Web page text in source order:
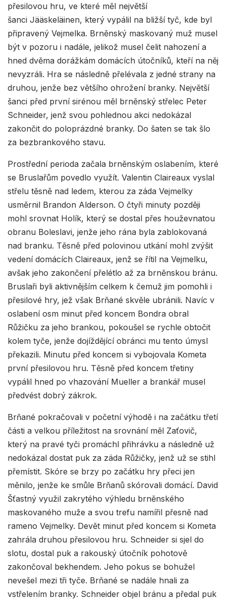
přesilovou hru, ve které měl největší
šanci Jääskeläinen, který vypálil na bližší tyč, kde byl
připravený Vejmelka. Brněnský maskovaný muž musel
být v pozoru i nadále, jelikož musel čelit nahození a
hned dvěma dorážkám domácích útočníků, kteří na něj
nevyzráli. Hra se následně přelévala z jedné strany na
druhou, jenže bez většího ohrožení branky. Největší
šanci před první sirénou měl brněnský střelec Peter
Schneider, jenž svou pohlednou akci nedokázal
zakončit do poloprázdné branky. Do šaten se tak šlo
za bezbrankového stavu.
Prostřední perioda začala brněnským oslabením, které
se Bruslařům povedlo využít. Valentin Claireaux vyslal
střelu těsně nad ledem, kterou za záda Vejmelky
usměrnil Brandon Alderson. O čtyři minuty později
mohl srovnat Holík, který se dostal přes houževnatou
obranu Boleslavi, jenže jeho rána byla zablokovaná
nad branku. Těsně před polovinou utkání mohl zvýšit
vedení domácích Claireaux, jenž se řítil na Vejmelku,
avšak jeho zakončení přelétlo až za brněnskou bránu.
Bruslaři byli aktivnějším celkem k čemuž jim pomohli i
přesilové hry, jež však Brňané skvěle ubránili. Navíc v
oslabení osm minut před koncem Bondra obral
Růžičku za jeho brankou, pokoušel se rychle obtočit
kolem tyče, jenže dojíždějící obránci mu tento úmysl
překazili. Minutu před koncem si vybojovala Kometa
první přesilovou hru. Těsně před koncem třetiny
vypálil hned po vhazování Mueller a brankář musel
předvést dobrý zákrok.
Brňané pokračovali v početní výhodě i na začátku třetí
části a velkou příležitost na srovnání měl Zaťovič,
který na pravé tyči promáchl přihrávku a následně už
nedokázal dostat puk za záda Růžičky, jenž už se stihl
přemístit. Skóre se brzy po začátku hry přeci jen
měnilo, jenže ke smůle Brňanů skórovali domácí. David
Šťastný využil zakrytého výhledu brněnského
maskovaného muže a svou trefu namířil přesně nad
rameno Vejmelky. Devět minut před koncem si Kometa
zahrála druhou přesilovou hru. Schneider si sjel do
slotu, dostal puk a rakouský útočník pohotově
zakončoval bekhendem. Jeho pokus se bohužel
nevešel mezi tři tyče. Brňané se nadále hnali za
vstřelením branky. Schneider objel bránu a předal puk